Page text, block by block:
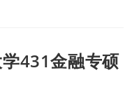
431金融专硕